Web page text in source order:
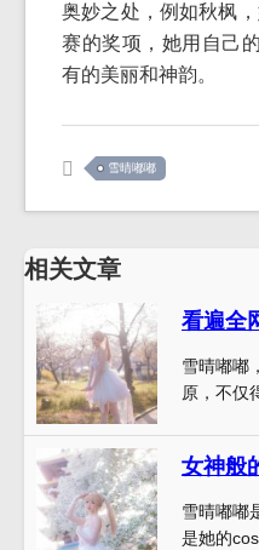
奥妙之处，例如秋枫
赛的奖项，她用自己
有的美丽和神韵。
雪晴嘟嘟
相关文章
雪晴嘟嘟
原，不仅
雪晴嘟嘟
是她的cos